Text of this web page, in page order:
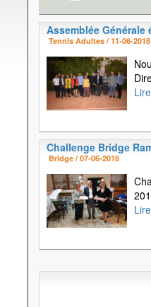
Assemblée Générale
Tennis Adultes / 11-06-2018
Challenge Bridge
Bridge / 07-06-2018